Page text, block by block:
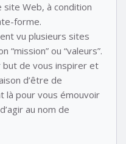
Web, à condition
forme.
vu plusieurs sites
“mission” ou “valeurs”.
de vous inspirer et
d’être de
là pour vous émouvoir
au nom de